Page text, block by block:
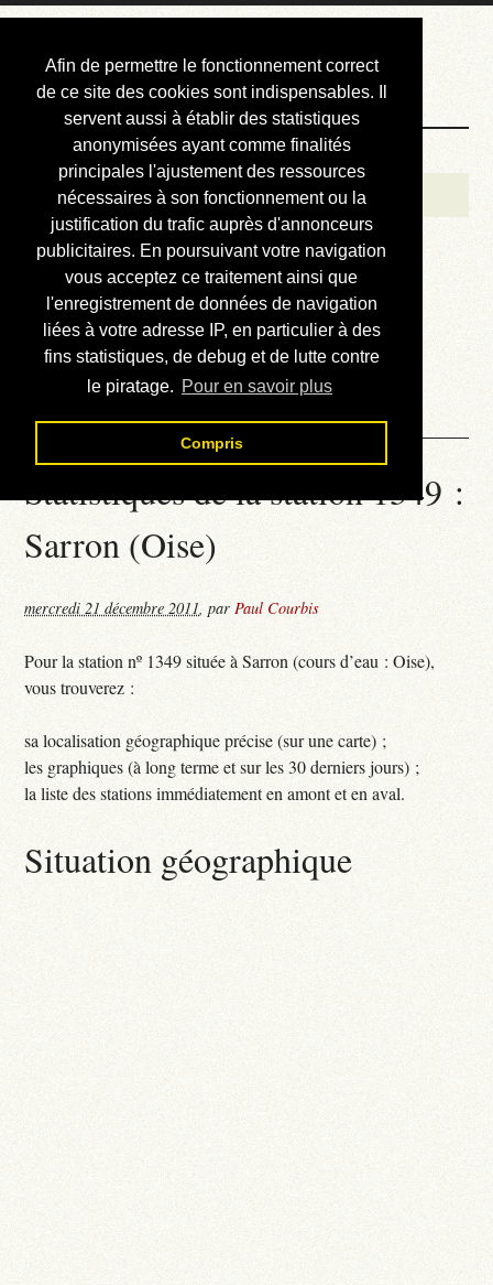
Afin de permettre le fonctionnement correct
de ce site des cookies sont indispensables. Il
servent aussi à établir des statistiques
anonymisées ayant comme finalités
principales l'ajustement des ressources
nécessaires à son fonctionnement ou la
justification du trafic auprès d'annonceurs
publicitaires. En poursuivant votre navigation
vous acceptez ce traitement ainsi que
l'enregistrement de données de navigation
liées à votre adresse IP, en particulier à des
fins statistiques, de debug et de lutte contre
le piratage. Pour en savoir plus
Compris
Courbis, « LE »
Blog Officiel
Bienvenue
Réalisations
Divers (et d’été)
Annonces
Liens externes
Téléchargement
Contact
Statistiques de la station 1349 :
Sarron (Oise)
mercredi 21 décembre 2011,parPaul Courbis
Pour la station nº 1349 située à Sarron (cours d’eau : Oise),
vous trouverez :
sa localisation géographique précise (sur une carte) ;
les graphiques (à long terme et sur les 30 derniers jours) ;
la liste des stations immédiatement en amont et en aval.
Situation géographique